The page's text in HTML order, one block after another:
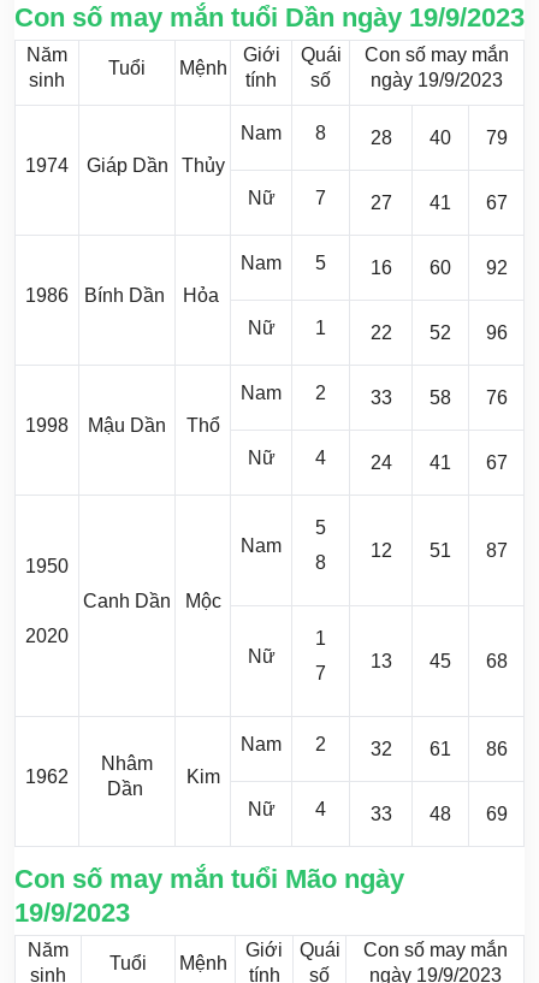
Con số may mắn tuổi Dần ngày 19/9/2023
Năm
sinh
Tuổi Mệnh
Giới
tính
Quái
số
Con số may mắn
ngày 19/9/2023
1974 Giáp Dần Thủy
Nam 8 28 40 79
Nữ 7 27 41 67
1986 Bính Dần Hỏa
Nam 5 16 60 92
Nữ 1 22 52 96
1998 Mậu Dần Thổ
Nam 2 33 58 76
Nữ 4 24 41 67
1950
2020
Canh Dần Mộc
Nam
5
8
12 51 87
Nữ
1
7
13 45 68
1962
Nhâm
Dần
Kim
Nam 2 32 61 86
Nữ 4 33 48 69
Con số may mắn tuổi Mão ngày
19/9/2023
Năm
sinh
Tuổi Mệnh
Giới
tính
Quái
số
Con số may mắn
ngày 19/9/2023